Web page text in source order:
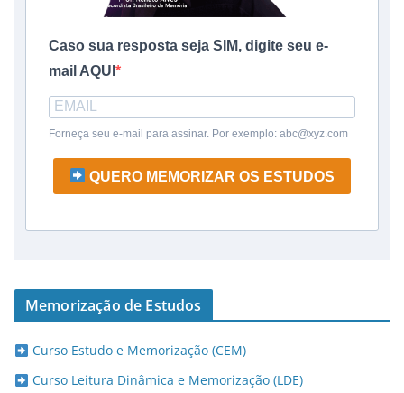
Caso sua resposta seja SIM, digite seu e-
mail AQUI
Forneça seu e-mail para assinar. Por exemplo: abc@xyz.com
QUERO MEMORIZAR OS ESTUDOS
Memorização de Estudos
Curso Estudo e Memorização (CEM)
Curso Leitura Dinâmica e Memorização (LDE)